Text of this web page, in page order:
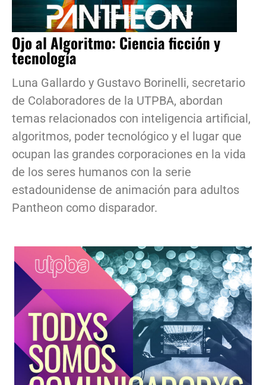
Ojo al Algoritmo: Ciencia ficción y
tecnología
Luna Gallardo y Gustavo Borinelli, secretario
de Colaboradores de la UTPBA, abordan
temas relacionados con inteligencia artificial,
algoritmos, poder tecnológico y el lugar que
ocupan las grandes corporaciones en la vida
de los seres humanos con la serie
estadounidense de animación para adultos
Pantheon como disparador.